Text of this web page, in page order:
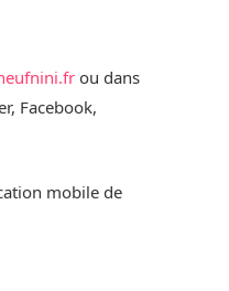
ou dans
Facebook,
mobile de